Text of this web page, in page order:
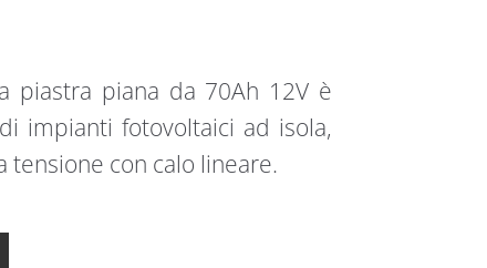
piastra piana da 70Ah 12V è
impianti fotovoltaici ad isola,
tensione con calo lineare.